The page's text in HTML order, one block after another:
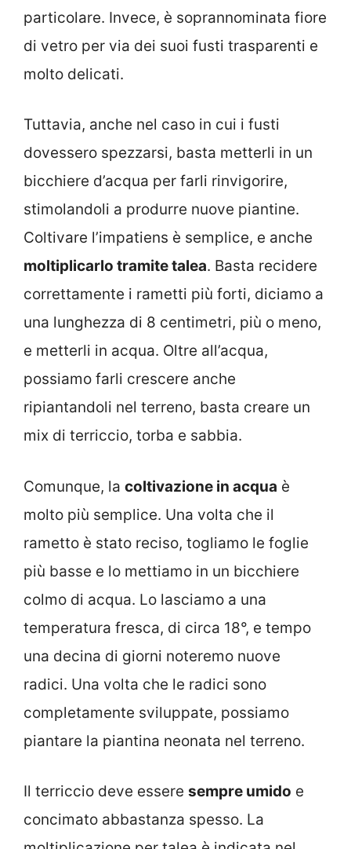
particolare. Invece, è soprannominata fiore
di vetro per via dei suoi fusti trasparenti e
molto delicati.
Tuttavia, anche nel caso in cui i fusti
dovessero spezzarsi, basta metterli in un
bicchiere d’acqua per farli rinvigorire,
stimolandoli a produrre nuove piantine.
Coltivare l’impatiens è semplice, e anche
moltiplicarlo tramite talea. Basta recidere
correttamente i rametti più forti, diciamo a
una lunghezza di 8 centimetri, più o meno,
e metterli in acqua. Oltre all’acqua,
possiamo farli crescere anche
ripiantandoli nel terreno, basta creare un
mix di terriccio, torba e sabbia.
Comunque, la coltivazione in acqua è
molto più semplice. Una volta che il
rametto è stato reciso, togliamo le foglie
più basse e lo mettiamo in un bicchiere
colmo di acqua. Lo lasciamo a una
temperatura fresca, di circa 18°, e tempo
una decina di giorni noteremo nuove
radici. Una volta che le radici sono
completamente sviluppate, possiamo
piantare la piantina neonata nel terreno.
Il terriccio deve essere sempre umido e
concimato abbastanza spesso. La